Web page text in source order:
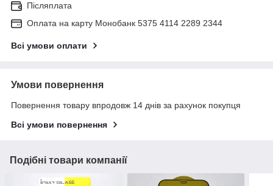
Післяплата
Оплата на карту Монобанк 5375 4114 2289 2344
Всі умови оплати
Умови повернення
Повернення товару впродовж 14 днів за рахунок покупця
Всі умови повернення
Подібні товари компанії